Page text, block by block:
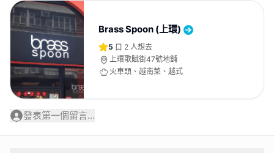
Brass Spoon (上環)
5 2 人想去
上環歌賦街47號地舖
火車頭、越南菜、越式
發表第一個留言...